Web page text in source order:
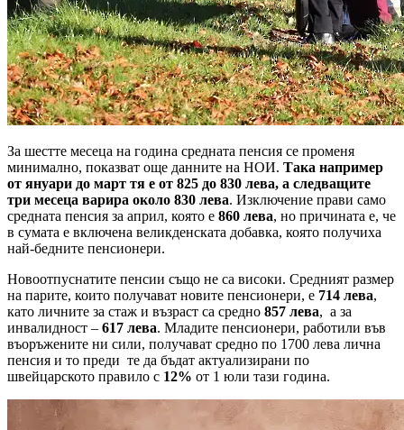
За шестте месеца на година средната пенсия се променя
минимално, показват още данните на НОИ. Така например
от януари до март тя е от 825 до 830 лева, а следващите
три месеца варира около 830 лева. Изключение прави само
средната пенсия за април, която е 860 лева, но причината е, че
в сумата е включена великденската добавка, която получиха
най-бедните пенсионери.
Новоотпуснатите пенсии също не са високи. Средният размер
на парите, които получават новите пенсионери, е 714 лева,
като личните за стаж и възраст са средно 857 лева, а за
инвалидност – 617 лева. Младите пенсионери, работили във
въоръжените ни сили, получават средно по 1700 лева лична
пенсия и то преди те да бъдат актуализирани по
швейцарското правило с 12% от 1 юли тази година.